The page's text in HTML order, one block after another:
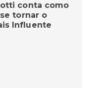
conta como
tornar o
Influente